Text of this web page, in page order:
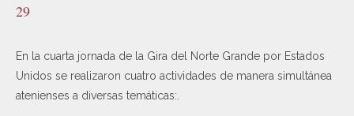
29
En la cuarta jornada de la Gira del Norte Grande por Estados
Unidos se realizaron cuatro actividades de manera simultánea
atenienses a diversas temáticas:.